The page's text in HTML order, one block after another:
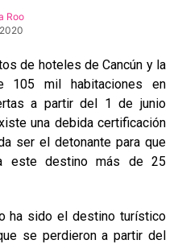
Roo
de hoteles de Cancún y la
105 mil habitaciones en
a partir del 1 de junio
una debida certificación
ser el detonante para que
este destino más de 25
ha sido el destino turístico
se perdieron a partir del